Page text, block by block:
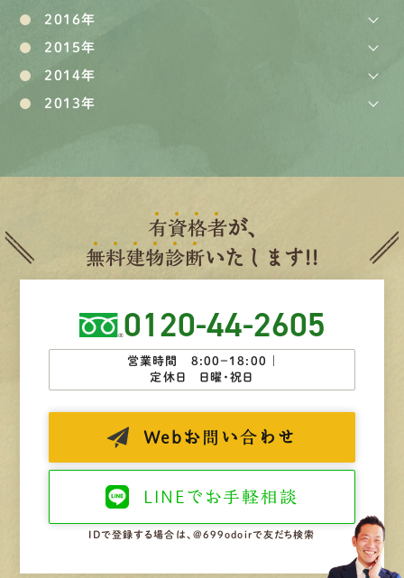
2016年
2015年
2014年
2013年
有資格者が、
無料建物診断いたします!!
0120-44-2605
営業時間 8:00−18:00 ｜
定休日 日曜・祝日
Web お問い合わせ
LINEで お手軽相談
IDで登録する場合は、@699odoirで友だち検索